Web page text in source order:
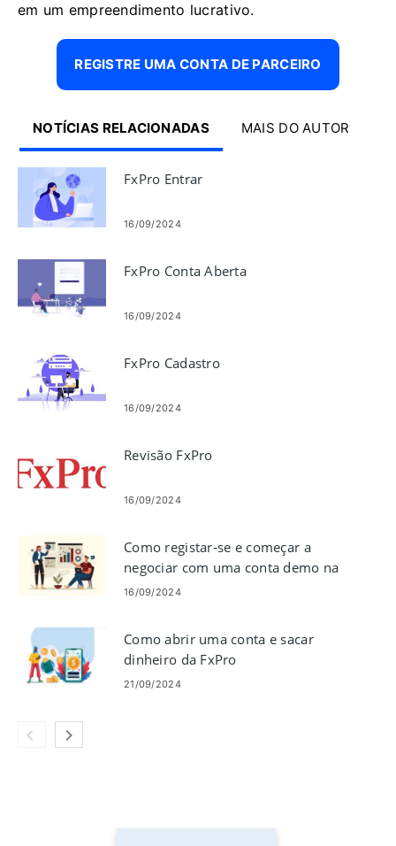
em um empreendimento lucrativo.
REGISTRE UMA CONTA DE PARCEIRO
NOTÍCIAS RELACIONADAS MAIS DO AUTOR
FxPro Entrar
16/09/2024
FxPro Conta Aberta
16/09/2024
FxPro Cadastro
16/09/2024
Revisão FxPro
16/09/2024
Como registar-se e começar a
negociar com uma conta demo na
FxPro
16/09/2024
Como abrir uma conta e sacar
dinheiro da FxPro
21/09/2024